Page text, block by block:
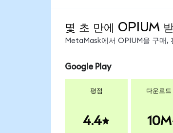
몇 초 만에 OPIUM
MetaMask에서 OPIUM을 구매,
Google Play
평점
4.4
다운로드